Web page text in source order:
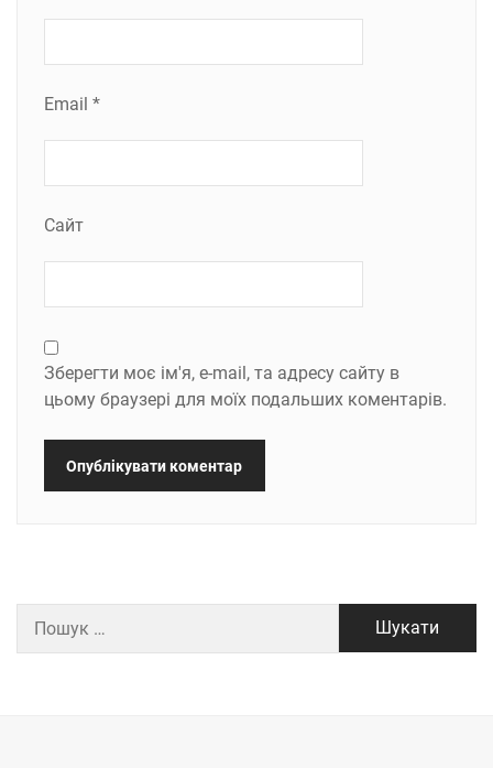
Email *
Сайт
Зберегти моє ім'я, e-mail, та адресу сайту в
цьому браузері для моїх подальших коментарів.